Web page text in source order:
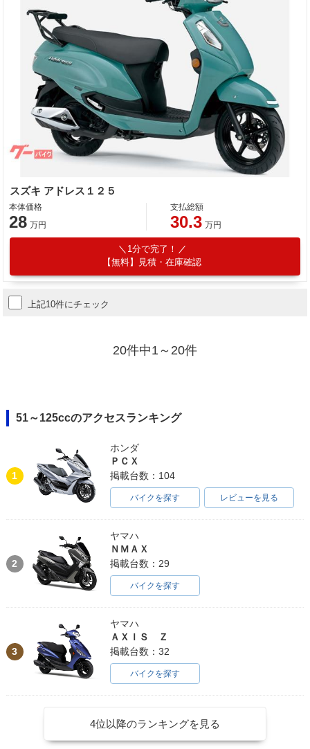
スズキ アドレス１２５
本体価格
28 万円
支払総額
30.3 万円
1分で完了！
【無料】見積・在庫確認
上記10件にチェック
20件中1～20件
51～125ccのアクセスランキング
1
ホンダ
ＰＣＸ
掲載台数：104
バイクを探す レビューを見る
2
ヤマハ
ＮＭＡＸ
掲載台数：29
バイクを探す
3
ヤマハ
ＡＸＩＳ Ｚ
掲載台数：32
バイクを探す
4位以降のランキングを見る